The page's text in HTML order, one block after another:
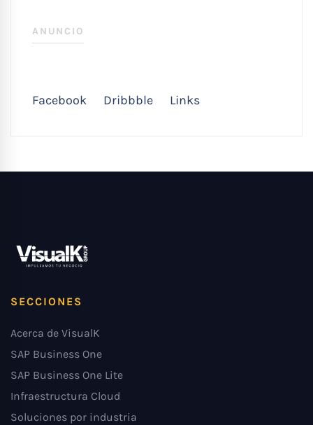
ANUNCIO
Facebook Dribbble Links
SECCIONES
Acerca de VisualK
SAP Business One
SAP Business One Lite
Infraestructura Cloud
Soluciones por industria